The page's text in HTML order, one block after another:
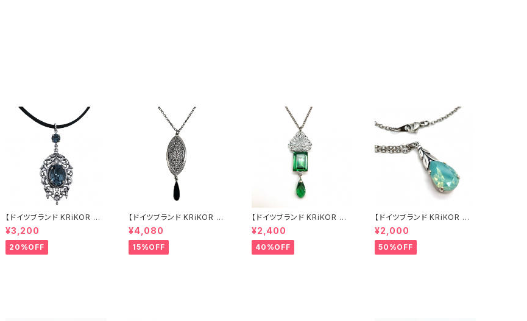
【ドイツブランド KRiKOR 紐
ネックレス - ゴシック 】ブルー
青 クリスタル ビジュー モード
透かし模様 個性的 おしゃれ
ギフト ヨーロッパ 海外 インポ
¥3,200
20%OFF
【ドイツブランド KRiKOR ネ
ックレス - ロングネックレス 】
シック 上品 おしゃれ シノワズ
リ オリエンタル 大人 ギフト ヨ
ーロッパ 海外 インポート クリ
¥4,080
15%OFF
【ドイツブランド KRiKOR ネ
ックレス - シノワズリ 】グリー
ン 緑 クリスタル ビジュー モ
ード 透かし模様 オリエンタル
クラシカル おしゃれ きらきら
¥2,400
40%OFF
【ドイツブランド KRiKOR ネ
ックレス - シノワズリ 】グリー
ンオパールカラー 乳白色 ミル
キーカラー クリスタル ビジュ
ー 一粒石 モード シンプル オ
¥2,000
50%OFF